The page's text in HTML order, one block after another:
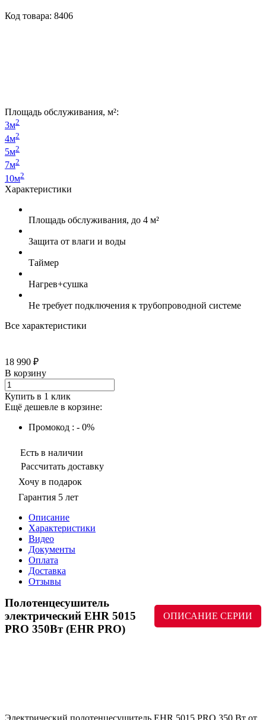
Код товара: 8406
Площадь обслуживания, м²:
3м2
4м2
5м2
7м2
10м2
Характеристики
Площадь обслуживания, до 4 м²
Защита от влаги и воды
Таймер
Нагрев+сушка
Не требует подключения к трубопроводной системе
Все характеристики
18 990 ₽
В корзину
Купить в 1 клик
Ещё дешевле в корзине:
Промокод : - 0%
Есть в наличии
Рассчитать доставку
Хочу в подарок
Гарантия 5 лет
Описание
Характеристики
Видео
Документы
Оплата
Доставка
Отзывы
Полотенцесушитель
электрический EHR 5015
PRO 350Вт (EHR PRO)
ОПИСАНИЕ СЕРИИ
Электрический полотенцесушитель EHR 5015 PRO 350 Вт от